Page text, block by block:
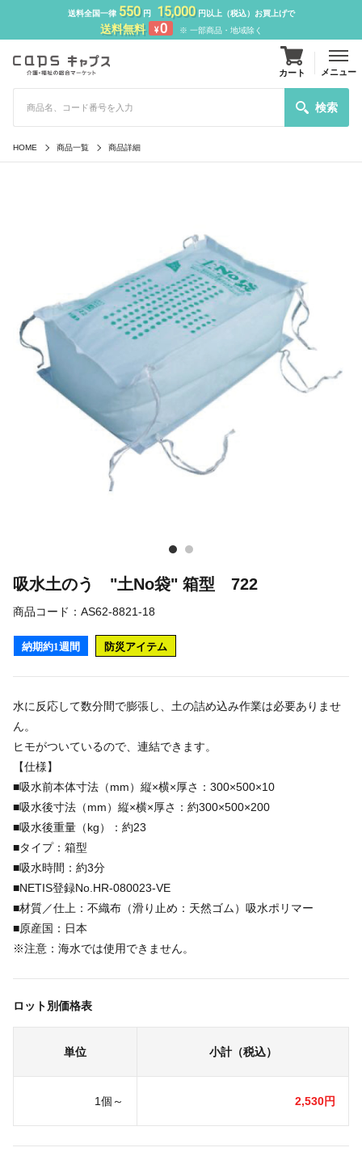
送料全国一律 550円 15,000円以上（税込）お買上げで
送料無料 ¥0 ※ 一部商品・地域除く
検索
カート メニュー
HOME 商品一覧 商品詳細
吸水土のう "土No袋" 箱型 722
商品コード： AS62-8821-18
納期約1週間 防災アイテム
水に反応して数分間で膨張し、土の詰め込み作業は必要ありませ
ん。
ヒモがついているので、連結できます。
【仕様】
■吸水前本体寸法（mm）縦×横×厚さ：300×500×10
■吸水後寸法（mm）縦×横×厚さ：約300×500×200
■吸水後重量（kg）：約23
■タイプ：箱型
■吸水時間：約3分
■NETIS登録No.HR-080023-VE
■材質／仕上：不織布（滑り止め：天然ゴム）吸水ポリマー
■原産国：日本
※注意：海水では使用できません。
ロット別価格表
単位 小計（税込）
1個～ 2,530円